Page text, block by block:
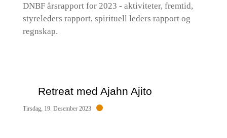
DNBF årsrapport for 2023 - aktiviteter, fremtid,
styreleders rapport, spirituell leders rapport og
regnskap.
Retreat med Ajahn Ajito
Tirsdag, 19. Desember 2023